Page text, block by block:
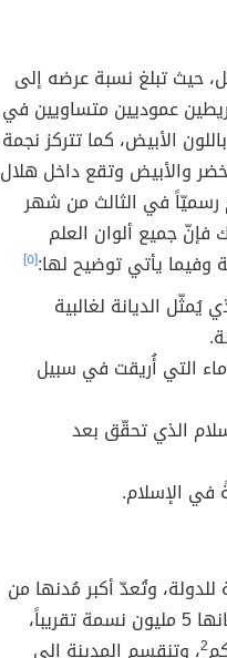
حيث تبلغ نسبة عرضه إلى
شريطين عموديين متساويين في
الأبيض، كما تتركز نجمة
والأبيض وتقع داخل هلال
رسميّاً في الثالث من شهر
جانب ذلك فإنّ جميع ألوان العلم
وفيما يأتي توضيح لها:[٥]
يُمثّل الديانة لغالبية
التي أُريقت في سبيل
الذي تحقّق بعد
في الإسلام.
للدولة، وتُعدّ أكبر مُدنها من
حيث عدد السكّان، حيث يبلغ عدد سكّانها 5 مليون نسمة تقريباً،
2، وتنقسم المدينة إلى